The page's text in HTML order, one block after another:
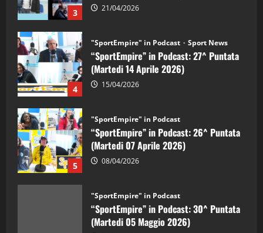
3 21/04/2026
4
"SportEmpire" in Podcast Sport News
“SportEmpire” in Podcast: 27^ Puntata
(Martedi 14 Aprile 2026)
15/04/2026
5
"SportEmpire" in Podcast
“SportEmpire” in Podcast: 26^ Puntata
(Martedi 07 Aprile 2026)
08/04/2026
"SportEmpire" in Podcast
“SportEmpire” in Podcast: 30^ Puntata
(Martedi 05 Maggio 2026)